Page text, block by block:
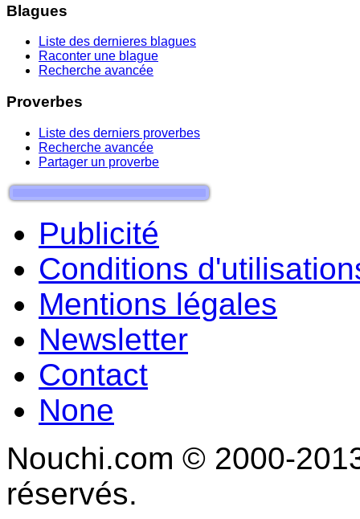
Blagues
Liste des dernieres blagues
Raconter une blague
Recherche avancée
Proverbes
Liste des derniers proverbes
Recherche avancée
Partager un proverbe
Publicité
Conditions
Mentions légales
Newsletter
Contact
None
Nouchi.com © 2000-
réservés.